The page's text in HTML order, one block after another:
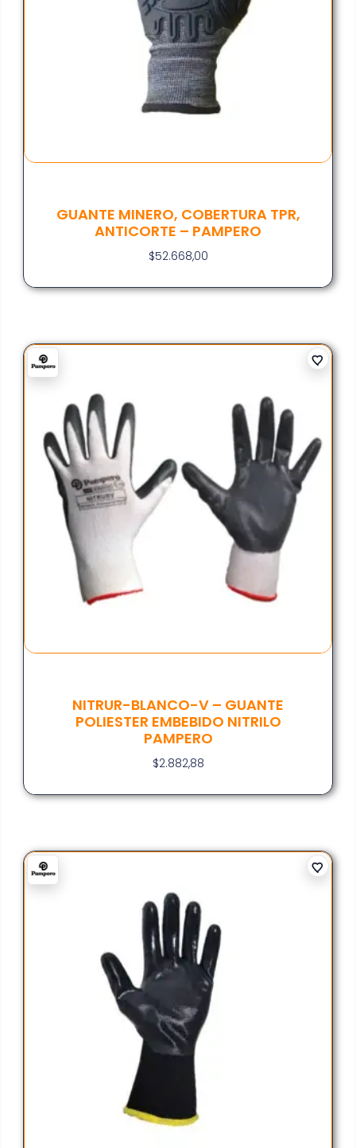
GUANTE MINERO, COBERTURA TPR,
ANTICORTE – PAMPERO
$52.668,00
NITRUR-BLANCO-V – GUANTE
POLIESTER EMBEBIDO NITRILO
PAMPERO
$2.882,88